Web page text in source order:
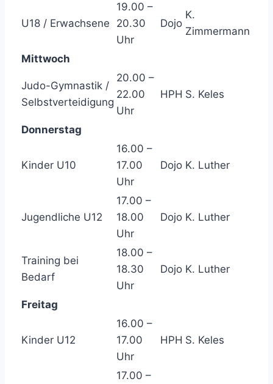
U18 / Erwachsene
19.00 –
20.30
Uhr
Dojo
K.
Zimmermann
Mittwoch
Judo-Gymnastik /
Selbstverteidigung
20.00 –
22.00
Uhr
HPH S. Keles
Donnerstag
Kinder U10
16.00 –
17.00
Uhr
Dojo K. Luther
Jugendliche U12
17.00 –
18.00
Uhr
Dojo K. Luther
Training bei
Bedarf
18.00 –
18.30
Uhr
Dojo K. Luther
Freitag
Kinder U12
16.00 –
17.00
Uhr
HPH S. Keles
17.00 –